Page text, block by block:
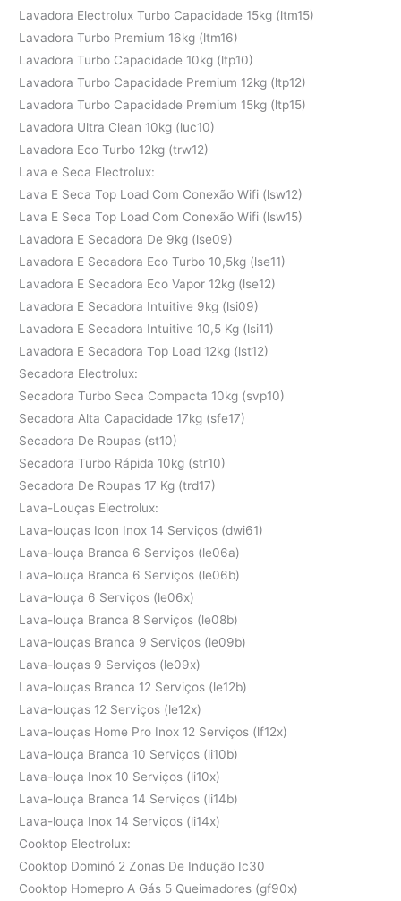
Lavadora Electrolux Turbo Capacidade 15kg (ltm15)
Lavadora Turbo Premium 16kg (ltm16)
Lavadora Turbo Capacidade 10kg (ltp10)
Lavadora Turbo Capacidade Premium 12kg (ltp12)
Lavadora Turbo Capacidade Premium 15kg (ltp15)
Lavadora Ultra Clean 10kg (luc10)
Lavadora Eco Turbo 12kg (trw12)
Lava e Seca Electrolux:
Lava E Seca Top Load Com Conexão Wifi (lsw12)
Lava E Seca Top Load Com Conexão Wifi (lsw15)
Lavadora E Secadora De 9kg (lse09)
Lavadora E Secadora Eco Turbo 10,5kg (lse11)
Lavadora E Secadora Eco Vapor 12kg (lse12)
Lavadora E Secadora Intuitive 9kg (lsi09)
Lavadora E Secadora Intuitive 10,5 Kg (lsi11)
Lavadora E Secadora Top Load 12kg (lst12)
Secadora Electrolux:
Secadora Turbo Seca Compacta 10kg (svp10)
Secadora Alta Capacidade 17kg (sfe17)
Secadora De Roupas (st10)
Secadora Turbo Rápida 10kg (str10)
Secadora De Roupas 17 Kg (trd17)
Lava-Louças Electrolux:
Lava-louças Icon Inox 14 Serviços (dwi61)
Lava-louça Branca 6 Serviços (le06a)
Lava-louça Branca 6 Serviços (le06b)
Lava-louça 6 Serviços (le06x)
Lava-louça Branca 8 Serviços (le08b)
Lava-louças Branca 9 Serviços (le09b)
Lava-louças 9 Serviços (le09x)
Lava-louças Branca 12 Serviços (le12b)
Lava-louças 12 Serviços (le12x)
Lava-louças Home Pro Inox 12 Serviços (lf12x)
Lava-louça Branca 10 Serviços (li10b)
Lava-louça Inox 10 Serviços (li10x)
Lava-louça Branca 14 Serviços (li14b)
Lava-louça Inox 14 Serviços (li14x)
Cooktop Electrolux:
Cooktop Dominó 2 Zonas De Indução Ic30
Cooktop Homepro A Gás 5 Queimadores (gf90x)